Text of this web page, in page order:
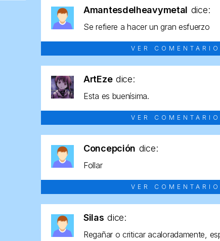
Amantesdelheavymetal dice:
Se refiere a hacer un gran esfuerzo
VER COMENTARIO
ArtEze dice:
Esta es buenísima.
VER COMENTARIO
Concepción dice:
Follar
VER COMENTARIO
Silas dice:
Regañar o criticar acaloradamente,